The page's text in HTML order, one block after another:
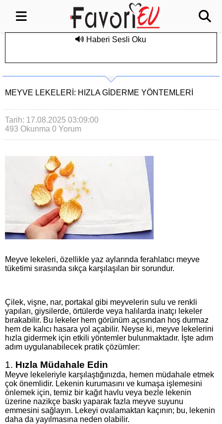
Haberi Sesli Oku
MEYVE LEKELERI: HIZLA GIDERME YÖNTEMLERI
Tarih: 17.08.2025 03:09:00
493 Okunma 0 Yorum
Meyve lekeleri, özellikle yaz aylarında ferahlatıcı meyve
tüketimi sırasında sıkça karşılaşılan bir sorundur.
Çilek, vişne, nar, portakal gibi meyvelerin sulu ve renkli
yapıları, giysilerde, örtülerde veya halılarda inatçı lekeler
bırakabilir. Bu lekeler hem görünüm açısından hoş durmaz
hem de kalıcı hasara yol açabilir. Neyse ki, meyve lekelerini
hızla gidermek için etkili yöntemler bulunmaktadır. İşte adım
adım uygulanabilecek pratik çözümler:
1. Hızla Müdahale Edin
Meyve lekeleriyle karşılaştığınızda, hemen müdahale etmek
çok önemlidir. Lekenin kurumasını ve kumaşa işlemesini
önlemek için, temiz bir kağıt havlu veya bezle lekenin
üzerine nazikçe baskı yaparak fazla meyve suyunu
emmesini sağlayın. Lekeyi ovalamaktan kaçının; bu, lekenin
daha da yayılmasına neden olabilir.